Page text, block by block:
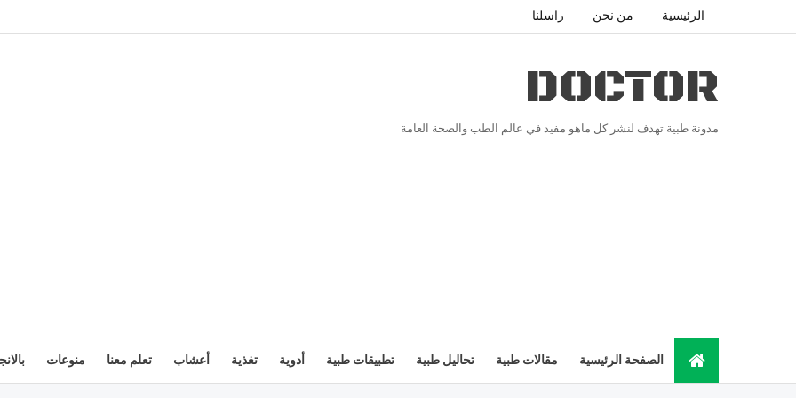
الرئيسية من نحن راسلنا
DOCTOR
مدونة طبية تهدف لنشر كل ماهو مفيد في عالم الطب والصحة العامة
الصفحة الرئيسية مقالات طبية تحاليل طبية تطبيقات طبية أدوية تغذية أعشاب تعلم معنا منوعات